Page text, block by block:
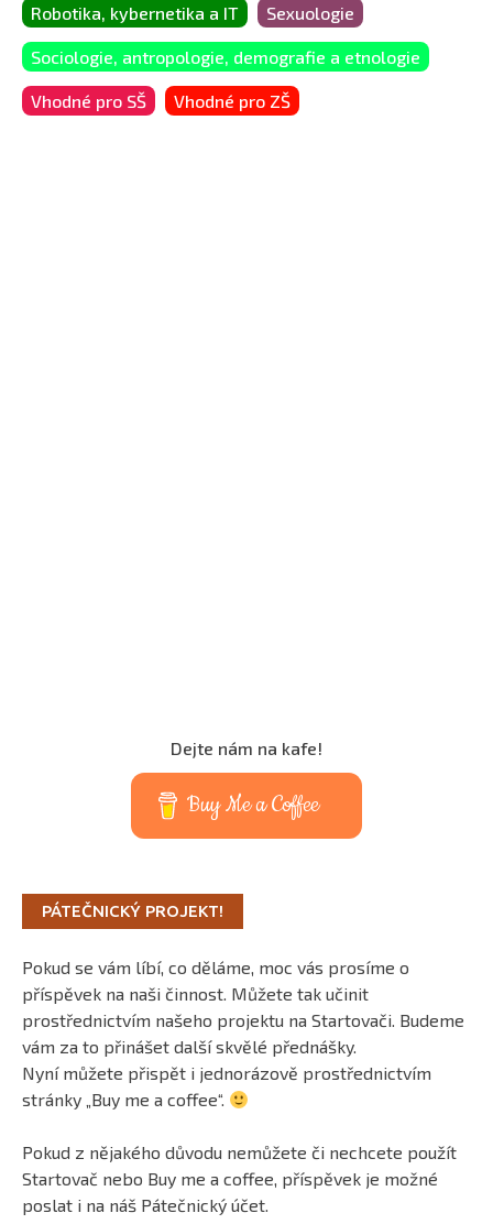
Robotika, kybernetika a IT Sexuologie
Sociologie, antropologie, demografie a etnologie
Vhodné pro SŠ Vhodné pro ZŠ
Dejte nám na kafe!
Buy Me a Coffee
PÁTEČNICKÝ PROJEKT!
Pokud se vám líbí, co děláme, moc vás prosíme o
příspěvek na naši činnost. Můžete tak učinit
prostřednictvím našeho projektu na Startovači. Budeme
vám za to přinášet další skvělé přednášky.
Nyní můžete přispět i jednorázově prostřednictvím
stránky „Buy me a coffee“.
Pokud z nějakého důvodu nemůžete či nechcete použít
Startovač nebo Buy me a coffee, příspěvek je možné
poslat i na náš Pátečnický účet.